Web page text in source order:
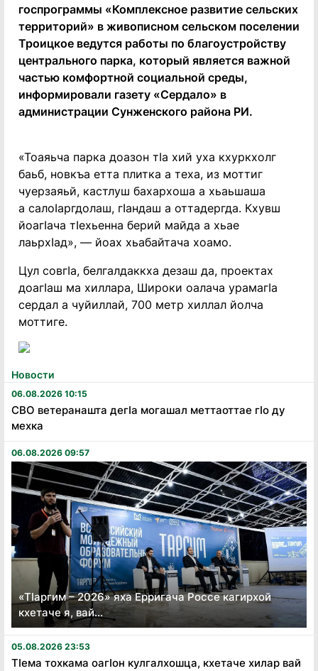
Новости
06.08.2026 10:15
СВО ветеранашта дегӏа могашал меттаоттае гӏо ду
мехка
06.08.2026 09:57
«Тӏаргим – 2026» яха Ерригача Россе кагирхой
кхетаче я, вай...
05.08.2026 23:53
Тӏема тохкама оагӏон кулгалхошца, кхетаче хилар вай
госпрограммы «Комплексное развитие сельских
территорий» в живописном сельском поселении
Троицкое ведутся работы по благоустройству
центрального парка, который является важной
частью комфортной социальной среды,
информировали газету «Сердало» в
администрации Сунженского района РИ.
«Тоаяьча парка доазон тIа хий уха кхуркхолг
баьб, новкъа етта плитка а теха, из моттиг
чуерзаяьй, кастлуш бахархоша а хьаьшаша
а салоIаргдолаш, гIандаш а оттадергда. Кхувш
йоагIача тIехьенна берий майда а хьае
лаьрхIад», — йоах хьабайтача хоамо.
Цул совгIа, белгалдаккха дезаш да, проектах
доагIаш ма хиллара, Широки оалача урамагIа
сердал а чуйиллай, 700 метр хиллал йолча
моттиге.